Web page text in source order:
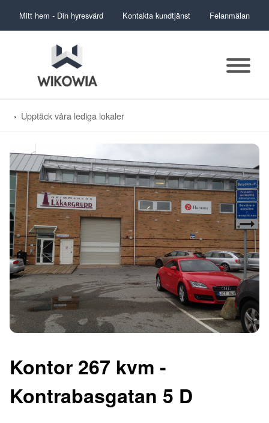
Mitt hem - Din hyresvärd Kontakta kundtjänst Felanmälan
Upptäck våra lediga lokaler
Kontor 267 kvm -
Kontrabasgatan 5 D